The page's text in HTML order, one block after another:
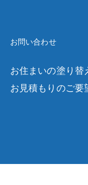
お問い合わせ
お住まいの塗り替
お見積もりのご要